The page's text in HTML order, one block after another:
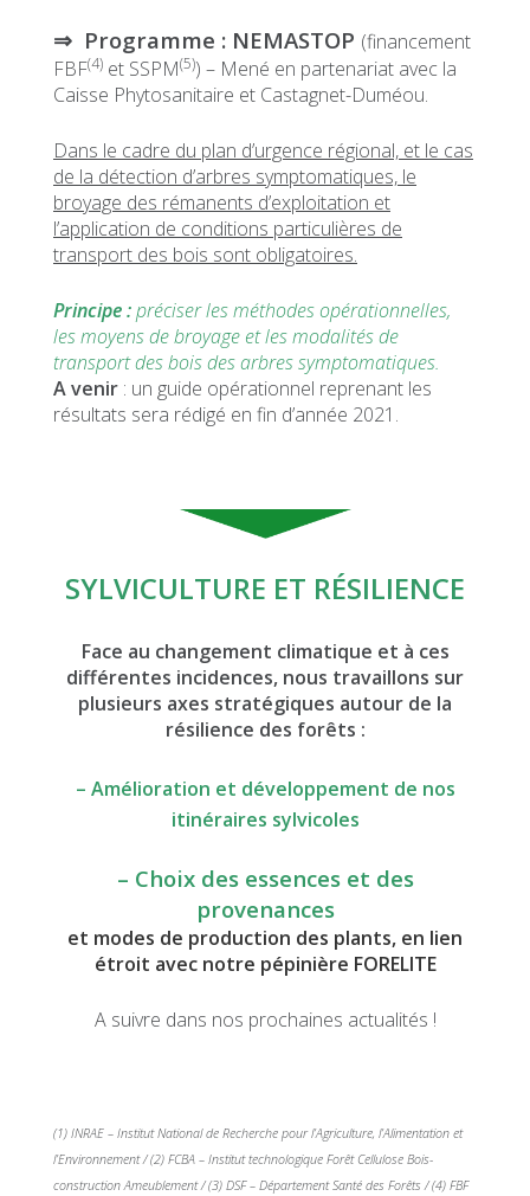
⇒ Programme : NEMASTOP (financement
FBF(4) et SSPM(5)) – Mené en partenariat avec la
Caisse Phytosanitaire et Castagnet-Duméou.
Dans le cadre du plan d’urgence régional, et le cas
de la détection d’arbres symptomatiques, le
broyage des rémanents d’exploitation et
l’application de conditions particulières de
transport des bois sont obligatoires.
Principe :préciser les méthodes opérationnelles,
les moyens de broyage et les modalités de
transport des bois des arbres symptomatiques.
A venir : un guide opérationnel reprenant les
résultats sera rédigé en fin d’année 2021.
SYLVICULTURE ET RÉSILIENCE
Face au changement climatique et à ces
différentes incidences, nous travaillons sur
plusieurs axes stratégiques autour de la
résilience des forêts :
– Amélioration et développement de nos
itinéraires sylvicoles
– Choix des essences et des
provenances
et modes de production des plants, en lien
étroit avec notre pépinière FORELITE
A suivre dans nos prochaines actualités !
(1) INRAE – Institut National de Recherche pour l’Agriculture, l’Alimentation et
l’Environnement / (2) FCBA – Institut technologique Forêt Cellulose Bois-
construction Ameublement / (3) DSF – Département Santé des Forêts / (4) FBF